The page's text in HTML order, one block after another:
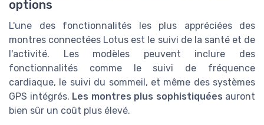
options
L'une des fonctionnalités les plus appréciées des
montres connectées Lotus est le suivi de la santé et de
l'activité. Les modèles peuvent inclure des
fonctionnalités comme le suivi de fréquence
cardiaque, le suivi du sommeil, et même des systèmes
GPS intégrés. Les montres plus sophistiquées auront
bien sûr un coût plus élevé.